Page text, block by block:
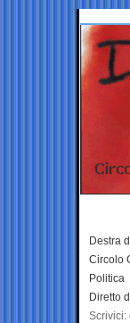
Destra
Circolo
Politica
Diretto
Scrivici: